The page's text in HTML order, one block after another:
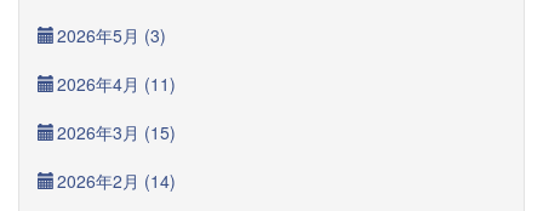
2026年5月 (3)
2026年4月 (11)
2026年3月 (15)
2026年2月 (14)